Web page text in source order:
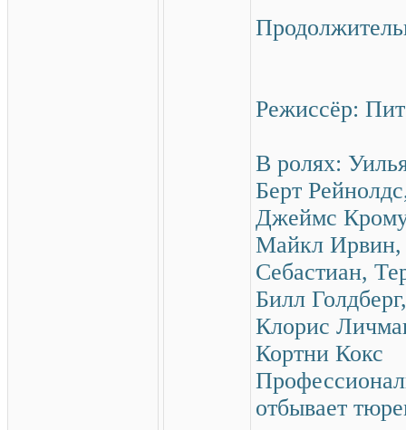
Режиссёр:
В ролях:
Берт
Джеймс
Майкл Ирвин,
Себастиан,
Билл
Клорис
Кортни Кокс
отбывает